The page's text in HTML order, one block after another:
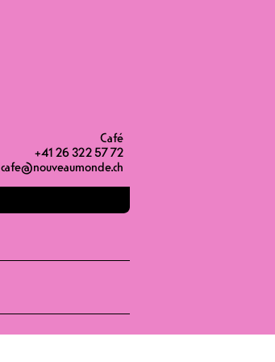
Café
+41 26 322 57 72
cafe@nouveaumonde.ch